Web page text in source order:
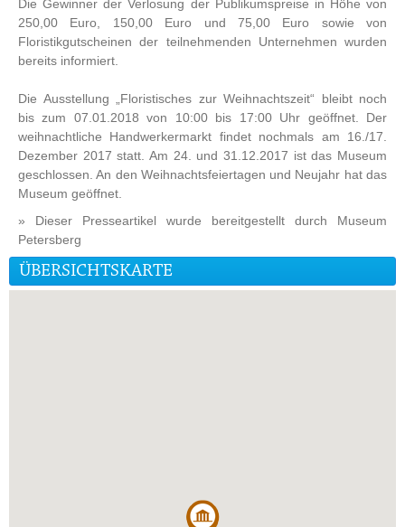
Die Gewinner der Verlosung der Publikumspreise in Höhe von
250,00 Euro, 150,00 Euro und 75,00 Euro sowie von
Floristikgutscheinen der teilnehmenden Unternehmen wurden
bereits informiert.
Die Ausstellung „Floristisches zur Weihnachtszeit“ bleibt noch
bis zum 07.01.2018 von 10:00 bis 17:00 Uhr geöffnet. Der
weihnachtliche Handwerkermarkt findet nochmals am 16./17.
Dezember 2017 statt. Am 24. und 31.12.2017 ist das Museum
geschlossen. An den Weihnachtsfeiertagen und Neujahr hat das
Museum geöffnet.
» Dieser Presseartikel wurde bereitgestellt durch Museum
Petersberg
ÜBERSICHTSKARTE